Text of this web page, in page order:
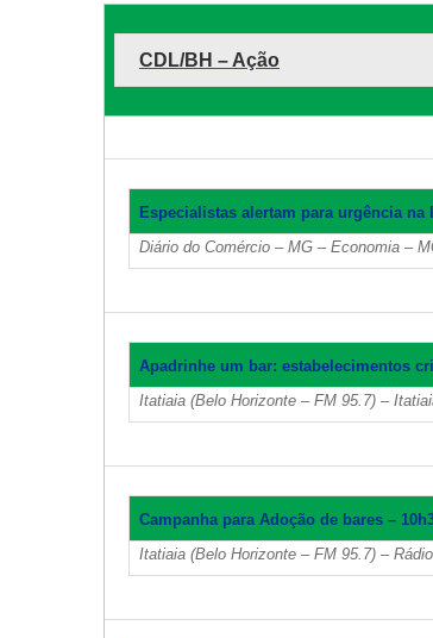
CDL/BH – Ação
Especialistas alertam para urgência
Diário do Comércio – MG – Economia –
Apadrinhe um bar: estabelecimentos
Itatiaia (Belo Horizonte – FM 95.7) –
Campanha para Adoção de bares –
Itatiaia (Belo Horizonte – FM 95.7) –